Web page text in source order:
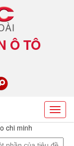
Ô TÔ
chi minh